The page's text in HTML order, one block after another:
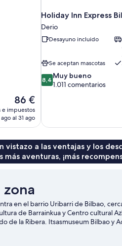
El
precio
actual
86 €
86 €
e impuestos
al 31 ago
Holiday Inn Express
Derio
Desayuno incluido
Se aceptan mascotas
8.4
sobre
1.011 comentarios
8,4 Muy bueno
1.011 comentarios
vistazo a las ventajas y los
aventuras, ¡más
en el barrio Uribarri de Bilbao,
de Barrainkua y Centro cultural
de la Ribera. Itsasmuseum Bilbao y